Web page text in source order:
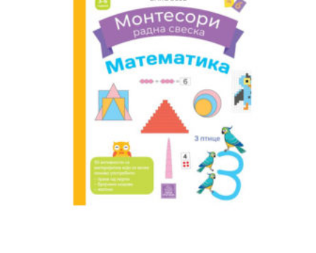
Dodaj u korpu